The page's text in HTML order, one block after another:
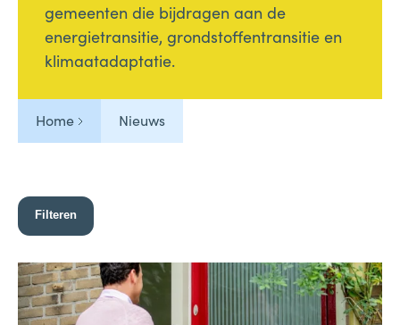
gemeenten die bijdragen aan de
energietransitie, grondstoffentransitie en
klimaatadaptatie.
Home Nieuws
Filteren
84 results found